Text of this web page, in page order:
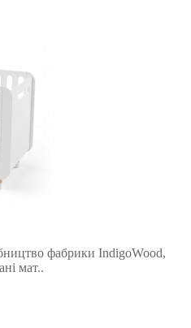
фабрики IndigoWood,
мат..